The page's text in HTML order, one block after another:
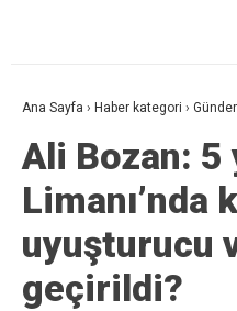
Ana Sayfa › Haber kategori ›
Ali Bozan: 5
Limanı’nda
uyuşturucu
geçirildi?